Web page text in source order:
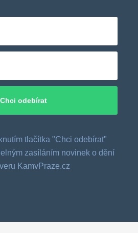
tlačítka "Chci odebírat"
zasíláním novinek o dění
KamvPraze.cz